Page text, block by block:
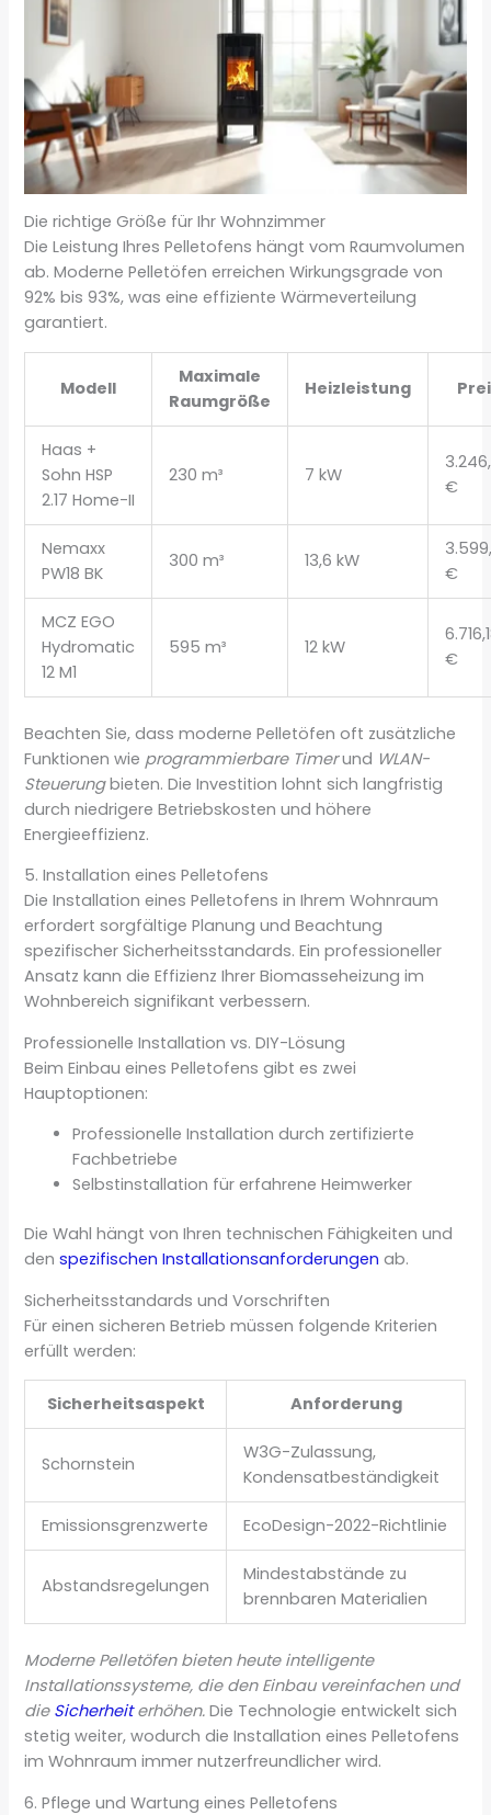
Die richtige Größe für Ihr Wohnzimmer
Die Leistung Ihres Pelletofens hängt vom Raumvolumen
ab. Moderne Pelletöfen erreichen Wirkungsgrade von
92% bis 93%, was eine effiziente Wärmeverteilung
garantiert.
Modell
Maximale
Raumgröße
Heizleistung
Haas +
Sohn HSP
2.17 Home-II
230 m³ 7 kW
€
Nemaxx
PW18 BK
300 m³ 13,6 kW
€
MCZ EGO
Hydromatic
12 M1
595 m³ 12 kW
€
Beachten Sie, dass moderne Pelletöfen oft zusätzliche
Funktionen wie programmierbare Timerund WLAN-
Steuerungbieten. Die Investition lohnt sich langfristig
durch niedrigere Betriebskosten und höhere
Energieeffizienz.
5. Installation eines Pelletofens
Die Installation eines Pelletofens in Ihrem Wohnraum
erfordert sorgfältige Planung und Beachtung
spezifischer Sicherheitsstandards. Ein professioneller
Ansatz kann die Effizienz Ihrer Biomasseheizung im
Wohnbereich signifikant verbessern.
Professionelle Installation vs. DIY-Lösung
Beim Einbau eines Pelletofens gibt es zwei
Hauptoptionen:
Professionelle Installation durch zertifizierte
Fachbetriebe
Selbstinstallation für erfahrene Heimwerker
Die Wahl hängt von Ihren technischen Fähigkeiten und
denspezifischen Installationsanforderungen ab.
Sicherheitsstandards und Vorschriften
Für einen sicheren Betrieb müssen folgende Kriterien
erfüllt werden:
Sicherheitsaspekt Anforderung
Schornstein
W3G-Zulassung,
Kondensatbeständigkeit
Emissionsgrenzwerte EcoDesign-2022-Richtlinie
Abstandsregelungen
Mindestabstände zu
brennbaren Materialien
Moderne Pelletöfen bieten heute intelligente
Installationssysteme, die den Einbau vereinfachen und
die Sicherheiterhöhen. Die Technologie entwickelt sich
stetig weiter, wodurch die Installation eines Pelletofens
im Wohnraum immer nutzerfreundlicher wird.
6. Pflege und Wartung eines Pelletofens